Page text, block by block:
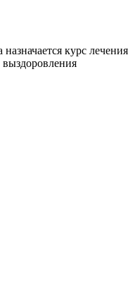
курс
выздоровления